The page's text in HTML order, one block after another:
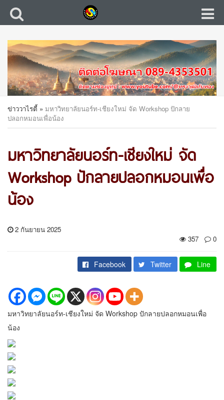
ข่าววาไรตี้ » มหาวิทยาลัยนอร์ท-เชียงใหม่ จัด Workshop ปักลาย
ปลอกหมอนเพื่อน้อง
มหาวิทยาลัยนอร์ท-เชียงใหม่ จัด
Workshop ปักลายปลอกหมอนเพื่อ
น้อง
2 กันยายน 2025
357
0
Facebook Twitter Line
มหาวิทยาลัยนอร์ท-เชียงใหม่ จัด Workshop ปักลายปลอกหมอนเพื่อ
น้อง